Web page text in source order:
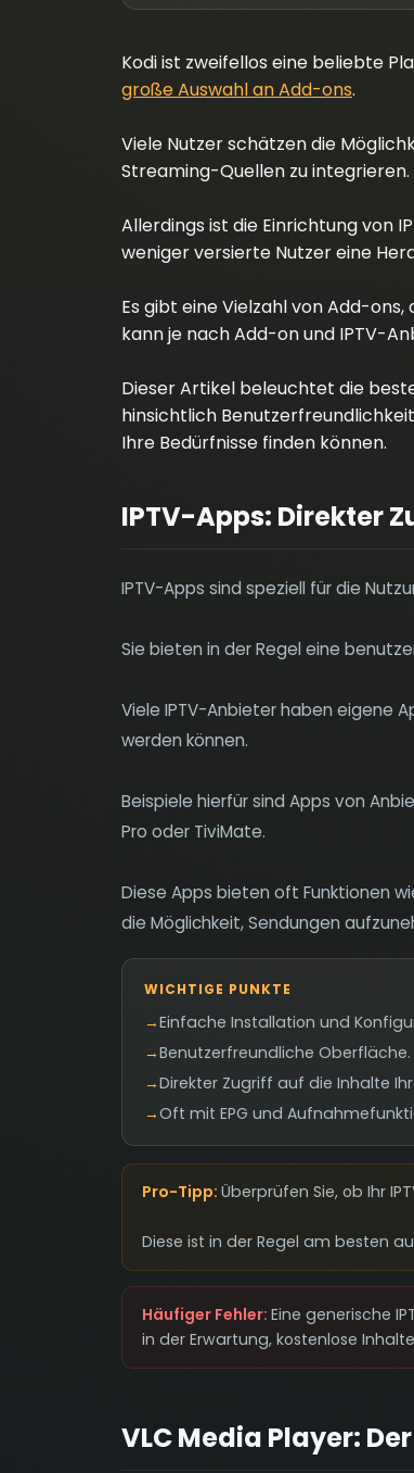
Kodi ist zweifellos eine beliebte
große Auswahl an Add-ons.
Viele Nutzer schätzen die
Streaming-Quellen zu integrieren.
Allerdings ist die Einrichtung von
weniger versierte Nutzer eine
Es gibt eine Vielzahl von Add-
kann je nach Add-on und IPTV-
Dieser Artikel beleuchtet die
hinsichtlich
Ihre Bedürfnisse finden können.
IPTV-Apps: Direkter
IPTV-Apps sind speziell für die
Sie bieten in der Regel eine
Viele IPTV-Anbieter haben eigene
werden können.
Beispiele hierfür sind Apps von
Pro oder TiviMate.
Diese Apps bieten oft Funktionen
die Möglichkeit, Sendungen
WICHTIGE PUNKTE
→Einfache Installation und
→Benutzerfreundliche Oberfläche.
→Direkter Zugriff auf die Inhalte
→Oft mit EPG und
Pro-Tipp: Überprüfen Sie, ob Ihr
Diese ist in der Regel am besten
Häufiger Fehler: Eine generische
in der Erwartung, kostenlose
VLC Media Player: